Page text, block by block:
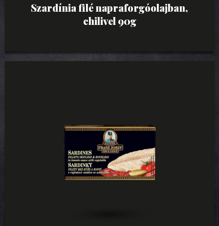
Szardínia filé napraforgóolajban,
chilivel 90g